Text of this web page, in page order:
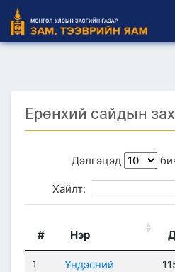
Ерөнхий сайдын
Дэлгэцэд
Хайлт:
# Нэр
1
Үндэсний